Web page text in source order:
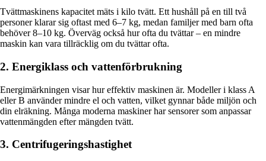
Tvättmaskinens kapacitet mäts i kilo tvätt. Ett hushåll på en till två
personer klarar sig oftast med 6–7 kg, medan familjer med barn ofta
behöver 8–10 kg. Överväg också hur ofta du tvättar – en mindre
maskin kan vara tillräcklig om du tvättar ofta.
2. Energiklass och vattenförbrukning
Energimärkningen visar hur effektiv maskinen är. Modeller i klass A
eller B använder mindre el och vatten, vilket gynnar både miljön och
din elräkning. Många moderna maskiner har sensorer som anpassar
vattenmängden efter mängden tvätt.
3. Centrifugeringshastighet